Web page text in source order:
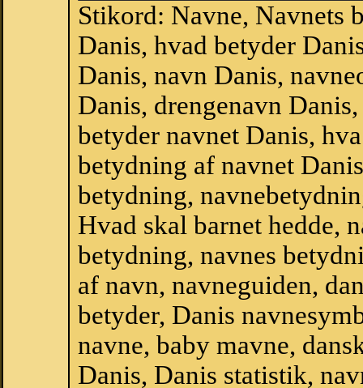
Stikord: Navne, Navnets
Danis, hvad betyder
Danis, navn Danis,
Danis, drengenavn
betyder navnet Danis,
betydning af navnet
betydning,
Hvad skal barnet hedde,
betydning, navnes
af navn, navneguiden,
betyder, Danis
navne, baby mavne,
Danis, Danis statistik,